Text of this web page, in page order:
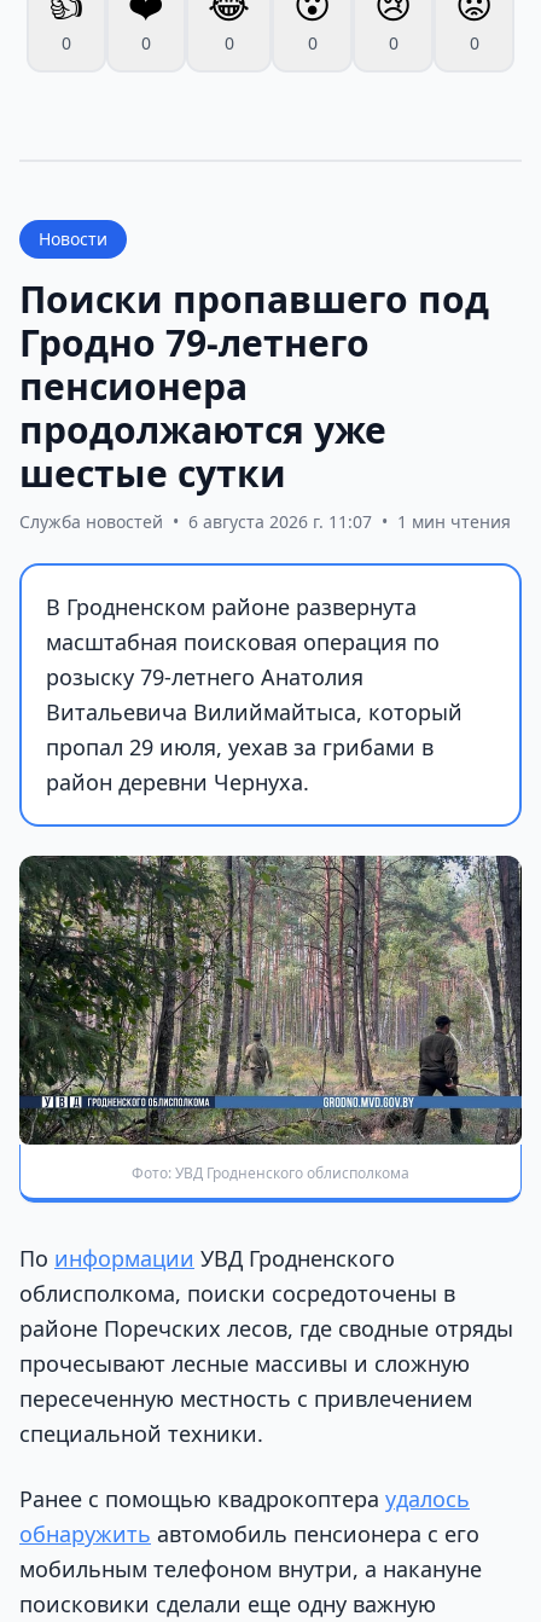
0 0 0 0 0 0
Новости
Поиски пропавшего под
Гродно 79-летнего
пенсионера
продолжаются уже
шестые сутки
Служба новостей • 6 августа 2026 г. 11:07 • 1 мин чтения
В Гродненском районе развернута
масштабная поисковая операция по
розыску 79-летнего Анатолия
Витальевича Вилиймайтыса, который
пропал 29 июля, уехав за грибами в
район деревни Чернуха.
Фото: УВД Гродненского облисполкома
По информации УВД Гродненского
облисполкома, поиски сосредоточены в
районе Поречских лесов, где сводные отряды
прочесывают лесные массивы и сложную
пересеченную местность с привлечением
специальной техники.
Ранее с помощью квадрокоптера удалось
обнаружить автомобиль пенсионера с его
мобильным телефоном внутри, а накануне
поисковики сделали еще одну важную